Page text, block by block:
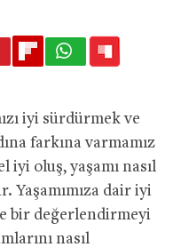
iyi sürdürmek ve
farkına varmamız
iyi oluş, yaşamı nasıl
dair iyi
bir değerlendirmeyi
nasıl